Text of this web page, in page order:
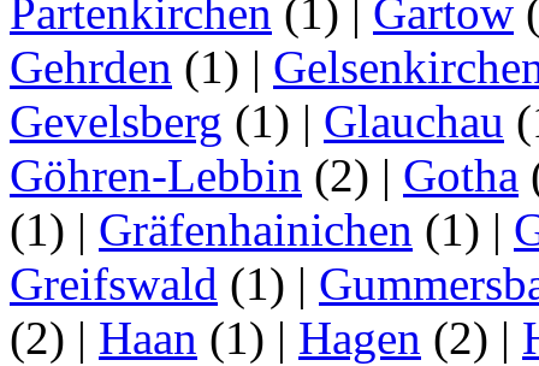
Partenkirchen (1) | Gartow
Gehrden (1) |
Gevelsberg (1) | Glauchau
Göhren-Lebbin (2) | Gotha
(1) | Gräfenhainichen (1) |
Greifswald (1) |
(2) | Haan (1) | Hagen (2) |